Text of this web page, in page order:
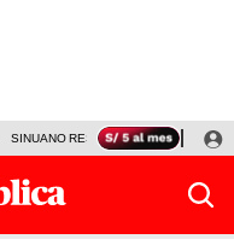
SINUANO RESULTADOS HOY